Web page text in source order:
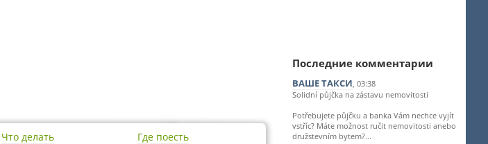
Что делать Где поесть
Последние комментарии
ВАШЕ ТАКСИ, 03:38
Solidní půjčka na zástavu nemovitosti
Potřebujete půjčku a banka Vám nechce vyjít
vstříc? Máte možnost ručit nemovitosti anebo
družstevním bytem?...